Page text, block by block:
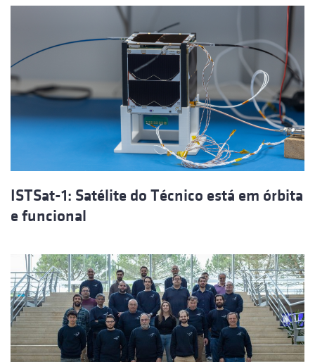
ISTSat-1: Satélite do Técnico está em órbita
e funcional